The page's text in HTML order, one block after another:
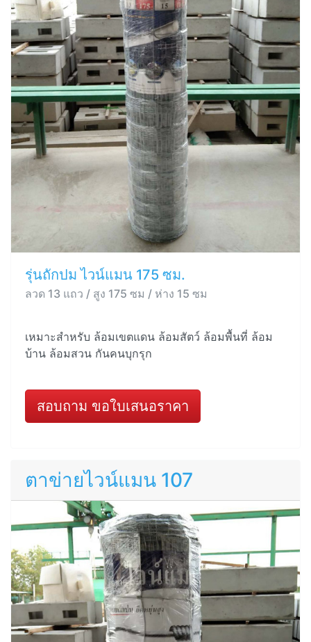
รุ่นถักปม ไวน์แมน 175 ซม.
ลวด 13 แถว / สูง 175 ซม / ห่าง 15 ซม
เหมาะสำหรับ ล้อมเขตแดน ล้อมสัตว์ ล้อมพื้นที่ ล้อม
บ้าน ล้อมสวน กันคนบุกรุก
สอบถาม ขอใบเสนอราคา
ตาข่ายไวน์แมน 107